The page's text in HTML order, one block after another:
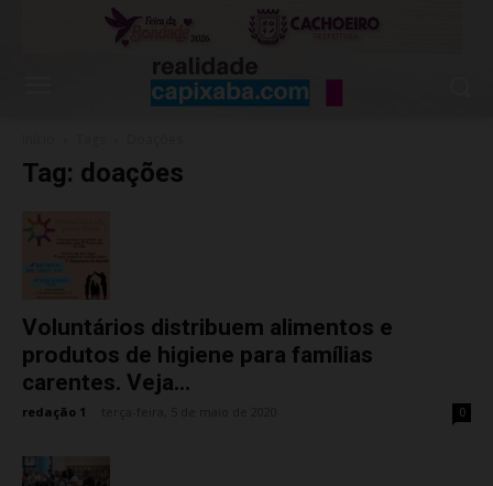
Tag: doações
Voluntários distribuem alimentos e
produtos de higiene para famílias
carentes. Veja...
redação 1 0